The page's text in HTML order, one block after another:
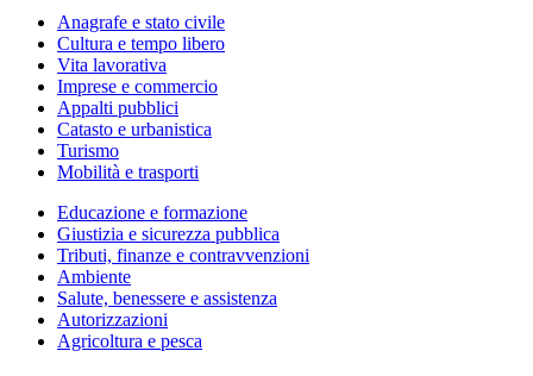
Anagrafe e stato civile
Cultura e tempo libero
Vita lavorativa
Imprese e commercio
Appalti pubblici
Catasto e urbanistica
Turismo
Mobilità e trasporti
Educazione e formazione
Giustizia e sicurezza pubblica
Tributi, finanze e contravvenzioni
Ambiente
Salute, benessere e assistenza
Autorizzazioni
Agricoltura e pesca